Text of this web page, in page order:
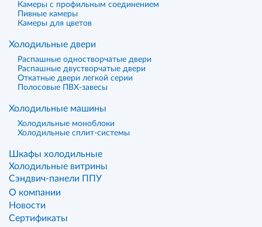
Камеры с профильным соединением
Пивные камеры
Камеры для цветов
Холодильные двери
Распашные одностворчатые двери
Распашные двустворчатые двери
Откатные двери легкой серии
Полосовые ПВХ-завесы
Холодильные машины
Холодильные моноблоки
Холодильные сплит-системы
Шкафы холодильные
Холодильные витрины
Сэндвич-панели ППУ
О компании
Новости
Сертификаты